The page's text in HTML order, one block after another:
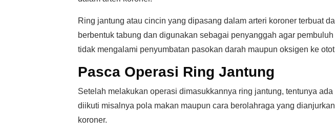
Ring jantung atau cincin yang dipasang dalam arteri koroner terbuat
berbentuk tabung dan digunakan sebagai penyanggah agar
tidak mengalami penyumbatan pasokan darah maupun oksigen ke
Pasca Operasi Ring Jantung
Setelah melakukan operasi dimasukkannya ring jantung, tentunya
diikuti misalnya pola makan maupun cara berolahraga yang
koroner.